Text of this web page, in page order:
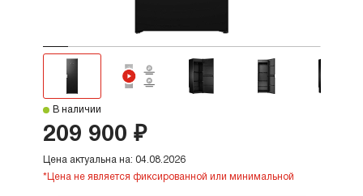
В наличии
Цена актуальна на: 04.08.2026
209 900 ₽
*Цена не является фиксированной или минимальной